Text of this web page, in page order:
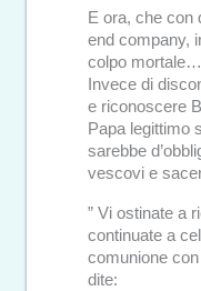
E ora, che con
end company,
colpo
Invece di
e riconoscere
Papa legittimo
sarebbe
vescovi e
” Vi ostinate a
continuate a
comunione
dite: